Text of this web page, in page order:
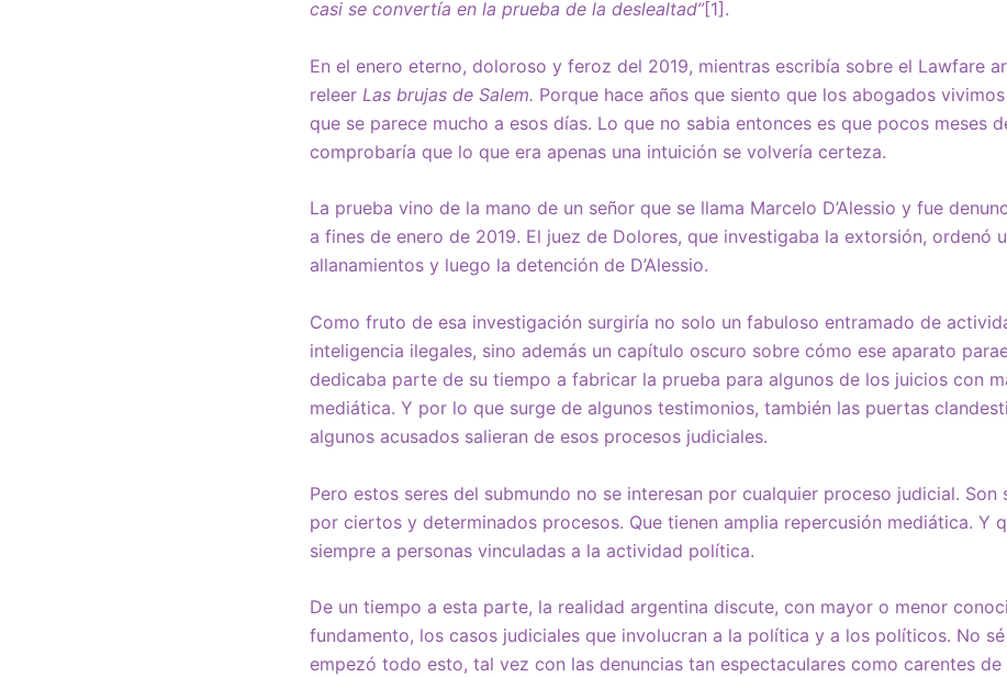
casi se convertía en la prueba de la deslealtad”[1].
En el enero eterno, doloroso y feroz del 2019, mientras escribía sobre el Lawfare
releer Las brujas de Salem. Porque hace años que siento que los abogados
que se parece mucho a esos días. Lo que no sabia entonces es que pocos meses
comprobaría que lo que era apenas una intuición se volvería certeza.
La prueba vino de la mano de un señor que se llama Marcelo D’Alessio y fue
a fines de enero de 2019. El juez de Dolores, que investigaba la extorsión, ordenó
allanamientos y luego la detención de D’Alessio.
Como fruto de esa investigación surgiría no solo un fabuloso entramado de
inteligencia ilegales, sino además un capítulo oscuro sobre cómo ese aparato
dedicaba parte de su tiempo a fabricar la prueba para algunos de los juicios con
mediática. Y por lo que surge de algunos testimonios, también las puertas
algunos acusados salieran de esos procesos judiciales.
Pero estos seres del submundo no se interesan por cualquier proceso judicial. Son
por ciertos y determinados procesos. Que tienen amplia repercusión mediática. Y
siempre a personas vinculadas a la actividad política.
De un tiempo a esta parte, la realidad argentina discute, con mayor o menor
fundamento, los casos judiciales que involucran a la política y a los políticos. No
empezó todo esto, tal vez con las denuncias tan espectaculares como carentes de